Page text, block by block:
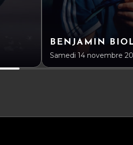
BENJAMIN
Samedi 14 novembre